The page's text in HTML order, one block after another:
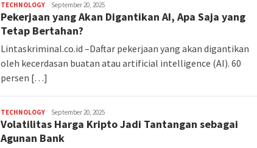
TECHNOLOGY admin
September 20, 2025
Pekerjaan yang Akan Digantikan AI, Apa Saja yang
Tetap Bertahan?
Lintaskriminal.co.id –Daftar pekerjaan yang akan digantikan
oleh kecerdasan buatan atau artificial intelligence (AI). 60
persen […]
TECHNOLOGY admin
September 20, 2025
Volatilitas Harga Kripto Jadi Tantangan sebagai
Agunan Bank